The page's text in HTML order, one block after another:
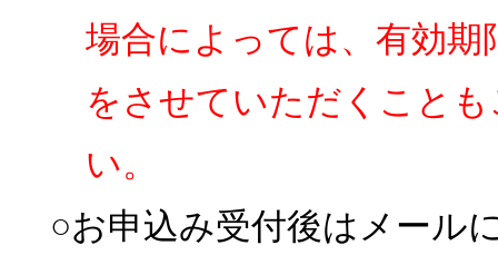
場合によっては、有効
をさせていただくこと
い。
○お申込み受付後はメール